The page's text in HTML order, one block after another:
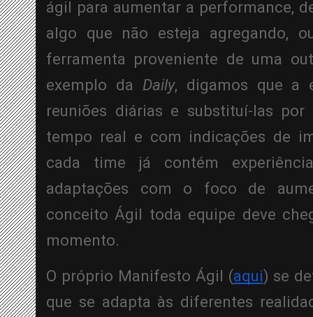
ágil para aumentar a performance,
algo que não esteja agregando,
ferramenta proveniente de uma
exemplo da Daily, digamos que a
reuniões diárias e substituí-las
tempo real e com indicações de
cada time já contém
adaptações com o foco de
conceito Ágil toda equipe deve
momento.
O próprio Manifesto Ágil (aqui) se
que se adapta às diferentes